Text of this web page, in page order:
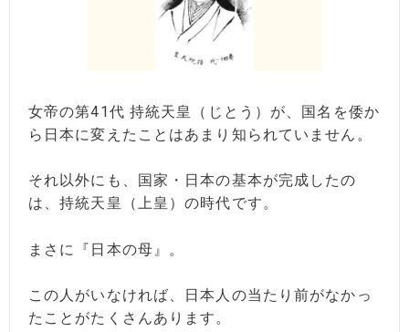
女帝の第41代 持統天皇（じとう）が、国名を倭か
ら日本に変えたことはあまり知られていません。
それ以外にも、国家・日本の基本が完成したの
は、持統天皇（上皇）の時代です。
まさに『日本の母』。
この人がいなければ、日本人の当たり前がなかっ
たことがたくさんあります。